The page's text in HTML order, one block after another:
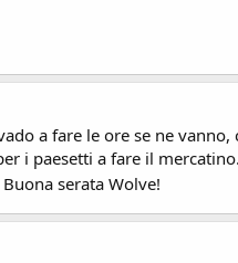
a fare le ore se ne
i paesetti a fare il
serata Wolve!